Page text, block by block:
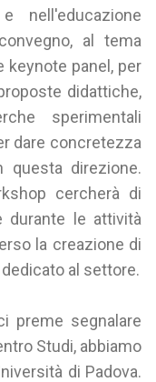
nell'educazione
al tema
keynote panel, per
didattiche,
sperimentali
dare concretezza
direzione.
cercherà di
durante le attività
la creazione di
al settore.
preme segnalare
Studi, abbiamo
di Padova.